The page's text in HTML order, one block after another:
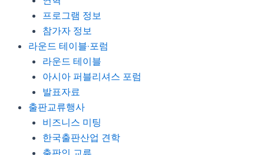
프로그램 정보
참가자 정보
라운드 테이블·포럼
라운드 테이블
아시아 퍼블리셔스 포럼
발표자료
출판교류행사
비즈니스 미팅
한국출판산업 견학
출판인 교류